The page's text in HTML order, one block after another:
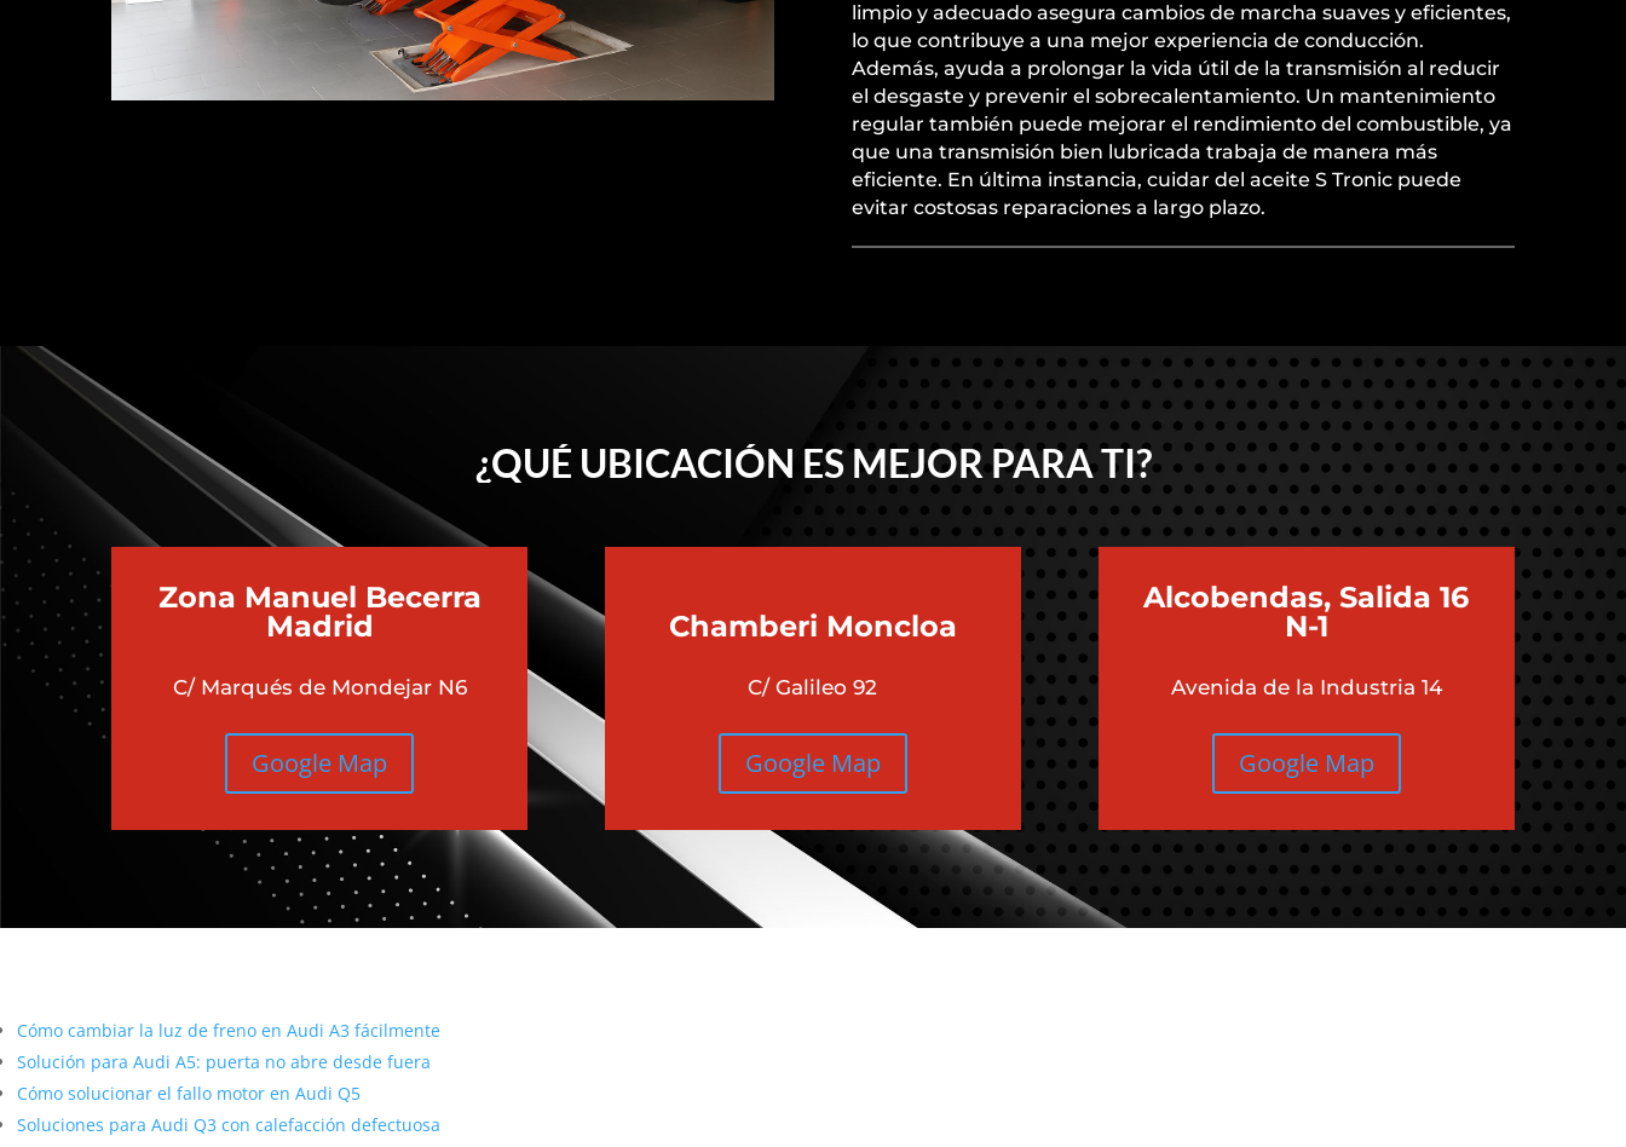
limpio y adecuado asegura cambios de marcha suaves y eficientes,
lo que contribuye a una mejor experiencia de conducción.
Además, ayuda a prolongar la vida útil de la transmisión al reducir
el desgaste y prevenir el sobrecalentamiento. Un mantenimiento
regular también puede mejorar el rendimiento del combustible, ya
que una transmisión bien lubricada trabaja de manera más
eficiente. En última instancia, cuidar del aceite S Tronic puede
evitar costosas reparaciones a largo plazo.
¿QUÉ UBICACIÓN ES MEJOR PARA TI?
Zona Manuel Becerra
Madrid
C/ Marqués de Mondejar N6
Google Map
Chamberi Moncloa
C/ Galileo 92
Google Map
Alcobendas, Salida 16
N-1
Avenida de la Industria 14
Google Map
Cómo cambiar la luz de freno en Audi A3 fácilmente
Solución para Audi A5: puerta no abre desde fuera
Cómo solucionar el fallo motor en Audi Q5
Soluciones para Audi Q3 con calefacción defectuosa